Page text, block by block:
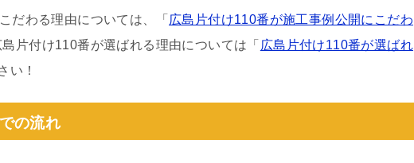
だわる理由については、「 広島片付け110番が施工事例公開にこだわ
片付け110番が選ばれる理由については「 広島片付け110番が選ばれ
い！
の流れ